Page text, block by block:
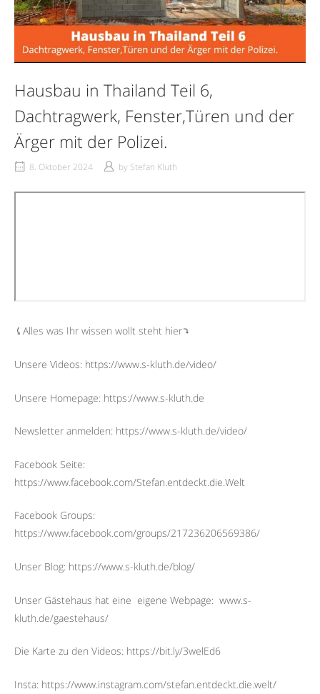
Hausbau in Thailand Teil 6,
Dachtragwerk, Fenster,Türen und der
Ärger mit der Polizei.
8. Oktober 2024 by Stefan Kluth
⤹Alles was Ihr wissen wollt steht hier⤵︎
Unsere Videos: https://www.s-kluth.de/video/
Unsere Homepage: https://www.s-kluth.de
Newsletter anmelden: https://www.s-kluth.de/video/
Facebook Seite:
https://www.facebook.com/Stefan.entdeckt.die.Welt
Facebook Groups:
https://www.facebook.com/groups/217236206569386/
Unser Blog: https://www.s-kluth.de/blog/
Unser Gästehaus hat eine eigene Webpage: www.s-
kluth.de/gaestehaus/
Die Karte zu den Videos: https://bit.ly/3welEd6
Insta: https://www.instagram.com/stefan.entdeckt.die.welt/